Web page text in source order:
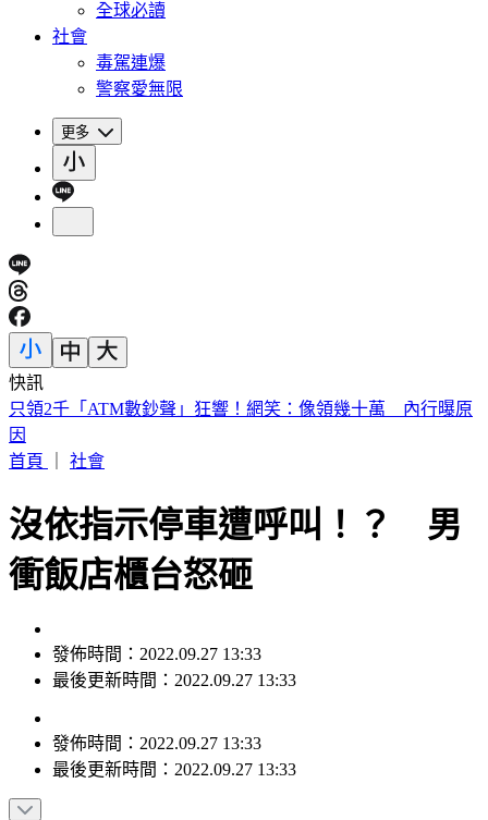
全球必讀
社會
毒駕連爆
警察愛無限
更多
快訊
富婆砸錢當女主「強加60場吻戲」 男星崩潰發聲：往我嘴裡
伸舌頭
首頁
社會
沒依指示停車遭呼叫！？ 男
衝飯店櫃台怒砸
發佈時間：2022.09.27 13:33
最後更新時間：2022.09.27 13:33
發佈時間： 2022.09.27 13:33
最後更新時間： 2022.09.27 13:33